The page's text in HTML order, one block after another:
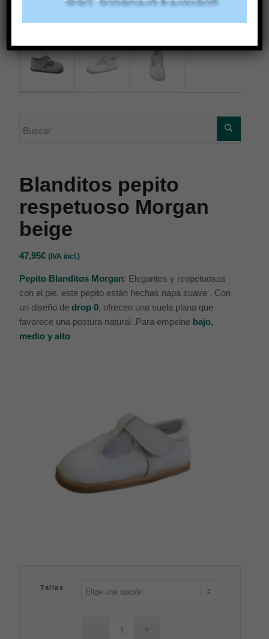
Blanditos pepito
respetuoso Morgan
beige
47,95€ (IVA incl.)
Pepito Blanditos Morgan: Elegantes y respetuosas
con el pie, este pepito están hechas napa suave . Con
un diseño dedrop 0, ofrecen una suela plana que
favorece una postura natural .Para empeine bajo,
medio y alto
Tallas